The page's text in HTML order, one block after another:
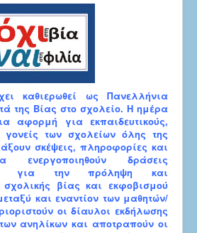
καθιερωθεί ως Πανελλήνια
της Βίας στο σχολείο. Η ημέρα
αφορμή για εκπαιδευτικούς,
γονείς των σχολείων όλης της
σκέψεις, πληροφορίες και
δράσεις
για την πρόληψη και
σχολικής βίας και εκφοβισμού
και εναντίον των μαθητών/
οι δίαυλοι εκδήλωσης
ανηλίκων και αποτραπούν οι